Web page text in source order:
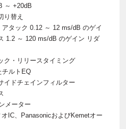
～ +20dB
り替え
アタック 0.12 ～ 12 ms/dB のゲイ
1.2 ～ 120 ms/dB のゲイン リダ
ク・リリースタイミング
チルトEQ
イドチェインフィルター
メーター
IC、PanasonicおよびKemetオー